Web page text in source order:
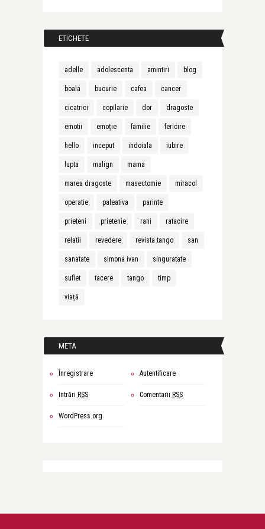
ETICHETE
adelle adolescenta amintiri blog
boala bucurie cafea cancer
cicatrici copilarie dor dragoste
emotii emoție familie fericire
hello inceput indoiala iubire
lupta malign mama
marea dragoste masectomie miracol
operatie paleativa parinte
prieteni prietenie rani ratacire
relatii revedere revista tango san
sanatate simona ivan singuratate
suflet tacere tango timp
viață
META
Înregistrare Autentificare
Intrări RSS Comentarii RSS
WordPress.org